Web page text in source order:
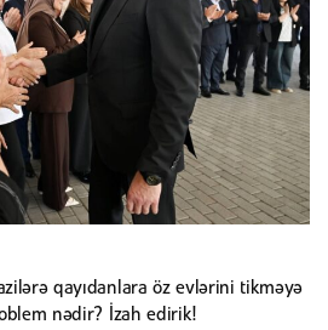
qayıdanlara öz evlərini tikməyə
nədir? İzah edirik!